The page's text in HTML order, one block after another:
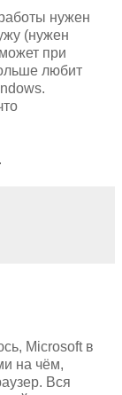
нужен
(нужен
при
любит
Microsoft в
на чём,
Вся